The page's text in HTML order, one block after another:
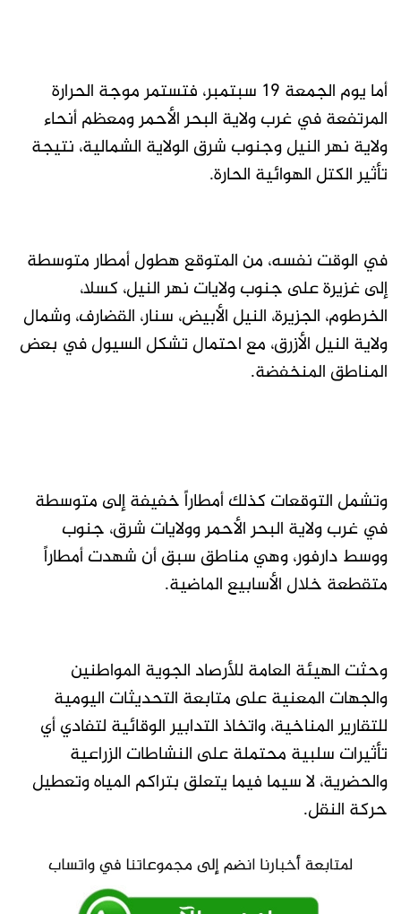
أما يوم الجمعة 19 سبتمبر، فتستمر موجة الحرارة
المرتفعة في غرب ولاية البحر الأحمر ومعظم أنحاء
ولاية نهر النيل وجنوب شرق الولاية الشمالية، نتيجة
تأثير الكتل الهوائية الحارة.
في الوقت نفسه، من المتوقع هطول أمطار متوسطة
إلى غزيرة على جنوب ولايات نهر النيل، كسلا،
الخرطوم، الجزيرة، النيل الأبيض، سنار، القضارف، وشمال
ولاية النيل الأزرق، مع احتمال تشكل السيول في بعض
المناطق المنخفضة.
وتشمل التوقعات كذلك أمطاراً خفيفة إلى متوسطة
في غرب ولاية البحر الأحمر وولايات شرق، جنوب
ووسط دارفور، وهي مناطق سبق أن شهدت أمطاراً
متقطعة خلال الأسابيع الماضية.
وحثت الهيئة العامة للأرصاد الجوية المواطنين
والجهات المعنية على متابعة التحديثات اليومية
للتقارير المناخية، واتخاذ التدابير الوقائية لتفادي أي
تأثيرات سلبية محتملة على النشاطات الزراعية
والحضرية، لا سيما فيما يتعلق بتراكم المياه وتعطيل
حركة النقل.